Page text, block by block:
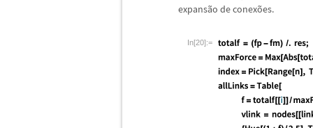
expansão de conexões.
In[20]:=